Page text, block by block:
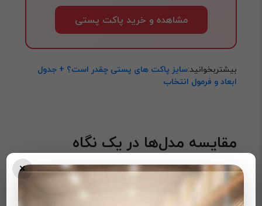
مشاهده و خرید پاکت پستی
بیشتربخوانید:سایز پاکت های پستی چقدر است؟ + جدول
ابعاد و فرمول انتخاب
مقایسه مدل‌ها در یک نگاه
در جدول زیر، کاربردی‌ترین مدل‌های بازار را برای صنف پوشاک
مقایسه کرده‌ایم:
×